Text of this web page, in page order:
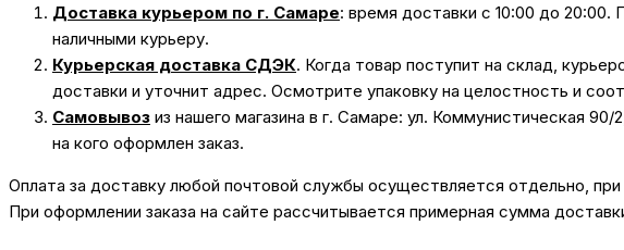
Доставка курьером по г. Самаре: время доставки с 10:00 до 20:00.
наличными курьеру.
Курьерская доставка СДЭК. Когда товар поступит на склад,
доставки и уточнит адрес. Осмотрите упаковку на целостность и
Самовывоз из нашего магазина в г. Самаре: ул. Коммунистическая
на кого оформлен заказ.
Оплата за доставку любой почтовой службы осуществляется отдельно, при
При оформлении заказа на сайте рассчитывается примерная сумма